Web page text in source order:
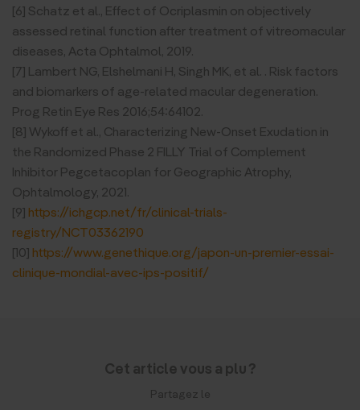
[6] Schatz et al., Effect of Ocriplasmin on objectively
assessed retinal function after treatment of vitreomacular
diseases, Acta Ophtalmol, 2019.
[7] Lambert NG, Elshelmani H, Singh MK, et al. . Risk factors
and biomarkers of age-related macular degeneration.
Prog Retin Eye Res 2016;54:64102.
[8] Wykoff et al., Characterizing New-Onset Exudation in
the Randomized Phase 2 FILLY Trial of Complement
Inhibitor Pegcetacoplan for Geographic Atrophy,
Ophtalmology, 2021.
[9] https://ichgcp.net/fr/clinical-trials-
registry/NCT03362190
[10] https://www.genethique.org/japon-un-premier-essai-
clinique-mondial-avec-ips-positif/
Cet article vous a plu ?
Partagez le